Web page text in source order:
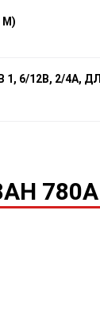
М)
6/12В, 2/4А,